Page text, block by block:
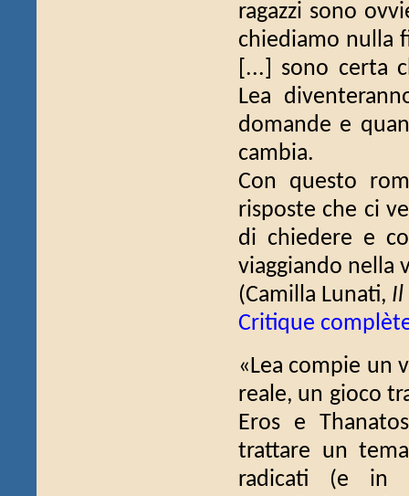
ragazzi sono
chiediamo nulla
[...] sono certa
Lea
domande e
cambia.
Con questo
risposte che ci
di chiedere e
viaggiando nella
(Camilla Lunati, Il
Critique
«Lea compie un
reale, un gioco
Eros e
trattare un
radicati (e in